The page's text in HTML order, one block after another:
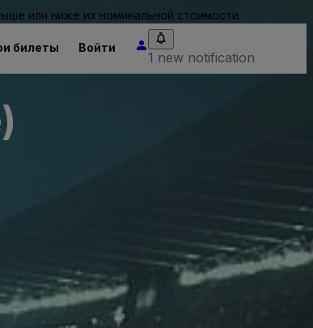
или ниже их номинальной стоимости.
билеты Войти
1 new notification